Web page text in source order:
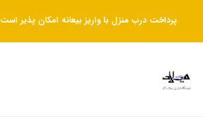
پرداخت درب منزل با واریز بیعانه امکان پذیر است